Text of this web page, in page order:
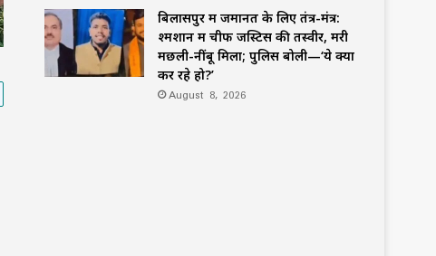
बिलासपुर में जमानत के लिए तंत्र-मंत्र:
श्मशान में चीफ जस्टिस की तस्वीर, मरी
मछली-नींबू मिला; पुलिस बोली—‘ये क्या
कर रहे हो?’
August 8, 2026